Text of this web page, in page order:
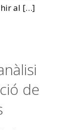
al […]
de